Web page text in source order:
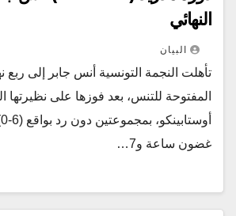
النهائي
البيان
تأهلت النجمة التونسية أنس جابر إلى ربع
المفتوحة للتنس، بعد فوزها على نظيرتها
غضون ساعة و7…